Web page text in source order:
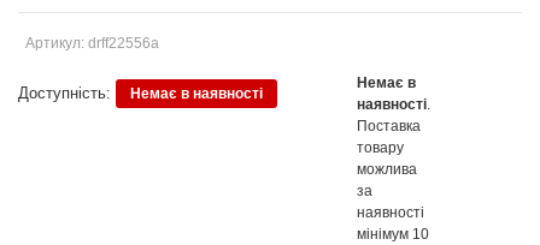
Артикул: drff22556а
Доступність: Немає в наявності
Немає в
наявності.
Поставка
товару
можлива
за
наявності
мінімум 10